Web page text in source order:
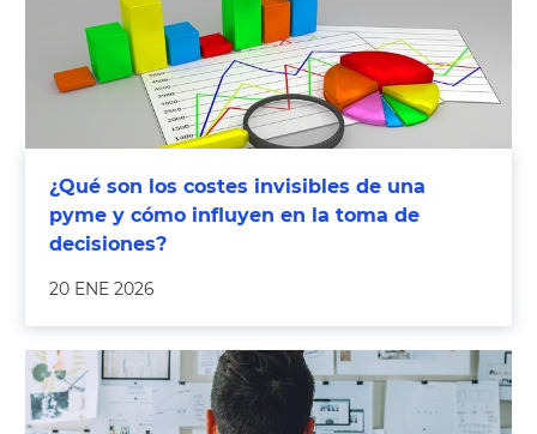
¿Qué son los costes invisibles de una
pyme y cómo influyen en la toma de
decisiones?
20 ENE 2026